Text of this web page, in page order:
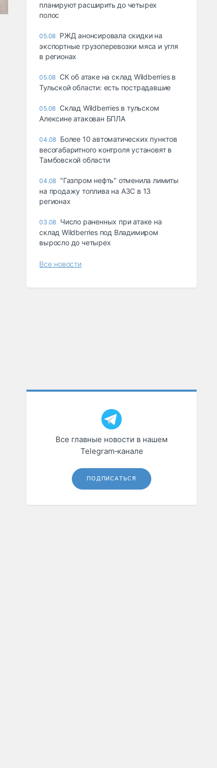
планируют расширить до четырех
полос
05.08 РЖД анонсировала скидки на
экспортные грузоперевозки мяса и угля
в регионах
05.08 СК об атаке на склад Wildberries в
Тульской области: есть пострадавшие
05.08 Склад Wildberries в тульском
Алексине атакован БПЛА
04.08 Более 10 автоматических пунктов
весогабаритного контроля установят в
Тамбовской области
04.08 "Газпром нефть" отменила лимиты
на продажу топлива на АЗС в 13
регионах
03.08 Число раненных при атаке на
склад Wildberries под Владимиром
выросло до четырех
Все новости
Все главные новости в нашем
Telegram‑канале
ПОДПИСАТЬСЯ